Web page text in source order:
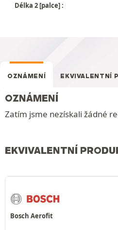
Délka 2 [palce] :
OZNÁMENÍ EKVIVALENTNÍ
OZNÁMENÍ
Zatím jsme nezískali žádné
EKVIVALENTNÍ
Bosch Aerofit